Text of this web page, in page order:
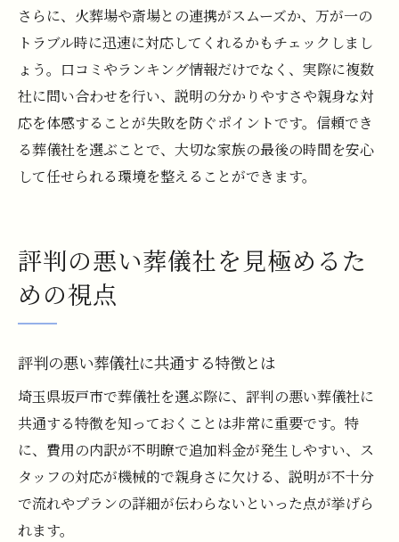
さらに、火葬場や斎場との連携がスムーズか、万が一の
トラブル時に迅速に対応してくれるかもチェックしまし
ょう。口コミやランキング情報だけでなく、実際に複数
社に問い合わせを行い、説明の分かりやすさや親身な対
応を体感することが失敗を防ぐポイントです。信頼でき
る葬儀社を選ぶことで、大切な家族の最後の時間を安心
して任せられる環境を整えることができます。
評判の悪い葬儀社を見極めるた
めの視点
評判の悪い葬儀社に共通する特徴とは
埼玉県坂戸市で葬儀社を選ぶ際に、評判の悪い葬儀社に
共通する特徴を知っておくことは非常に重要です。特
に、費用の内訳が不明瞭で追加料金が発生しやすい、ス
タッフの対応が機械的で親身さに欠ける、説明が不十分
で流れやプランの詳細が伝わらないといった点が挙げら
れます。